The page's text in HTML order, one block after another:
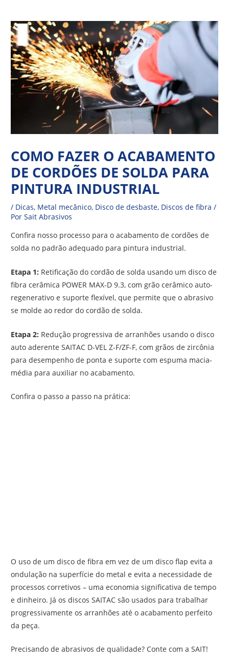
para
conteúdo
COMO FAZER O ACABAMENTO
DE CORDÕES DE SOLDA PARA
PINTURA INDUSTRIAL
/ Dicas, Metal mecânico, Disco de desbaste, Discos de fibra /
PorSait Abrasivos
Confira nosso processo para o acabamento de cordões de
solda no padrão adequado para pintura industrial.
Etapa 1: Retificação do cordão de solda usando um disco de
fibra cerâmica POWER MAX-D 9.3, com grão cerâmico auto-
regenerativo e suporte flexível, que permite que o abrasivo
se molde ao redor do cordão de solda.
Etapa 2: Redução progressiva de arranhões usando o disco
auto aderente SAITAC D-VEL Z-F/ZF-F, com grãos de zircônia
para desempenho de ponta e suporte com espuma macia-
média para auxiliar no acabamento.
Confira o passo a passo na prática:
O uso de um disco de fibra em vez de um disco flap evita a
ondulação na superfície do metal e evita a necessidade de
processos corretivos – uma economia significativa de tempo
e dinheiro. Já os discos SAITAC são usados ​​para trabalhar
progressivamente os arranhões até o acabamento perfeito
da peça.
Precisando de abrasivos de qualidade? Conte com a SAIT!
de
Post